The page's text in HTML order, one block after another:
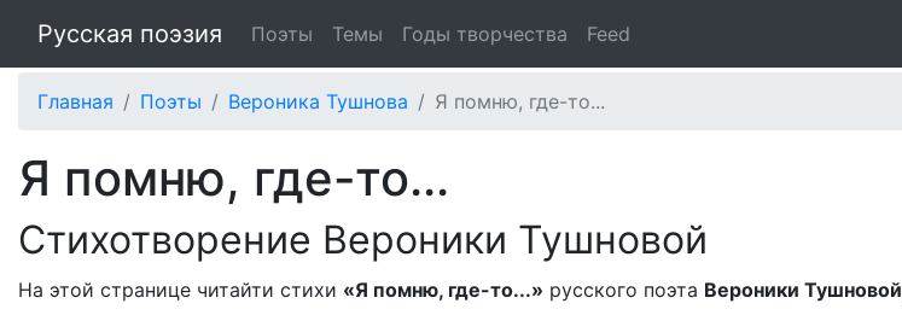
Русская поэзия Поэты Темы Годы творчества Feed
Главная Поэты Вероника Тушнова Я помню, где-то...
Я помню, где-то...
Стихотворение Вероники Тушновой
На этой странице читайти стихи «Я помню, где-то...» русского поэта Вероники Тушновой